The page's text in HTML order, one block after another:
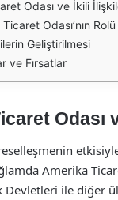
Odası ve İkili
Odası’nın Rolü
Geliştirilmesi
ve Fırsatlar
Odası
Amerika
Devletleri ile diğer